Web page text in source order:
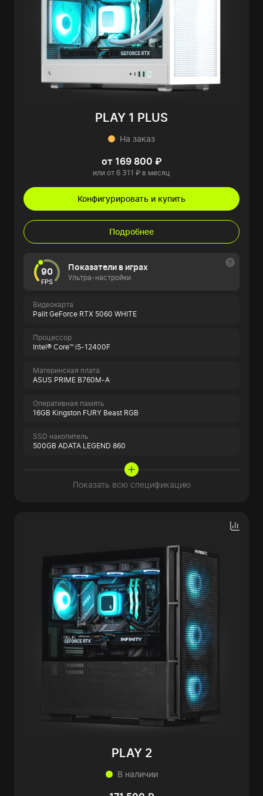
PLAY 1 PLUS
На заказ
от 169 800 ₽
или от 6 311 ₽ в месяц
Конфигурировать и купить
Подробнее
90
FPS
Показатели в играх
Ультра-настройки
Видеокарта
Palit GeForce RTX 5060 WHITE
Процессор
Intel® Core™ i5-12400F
Материнская плата
ASUS PRIME B760M-A
Оперативная память
16GB Kingston FURY Beast RGB
SSD накопитель
500GB ADATA LEGEND 860
Показать всю спецификацию
PLAY 2
В наличии